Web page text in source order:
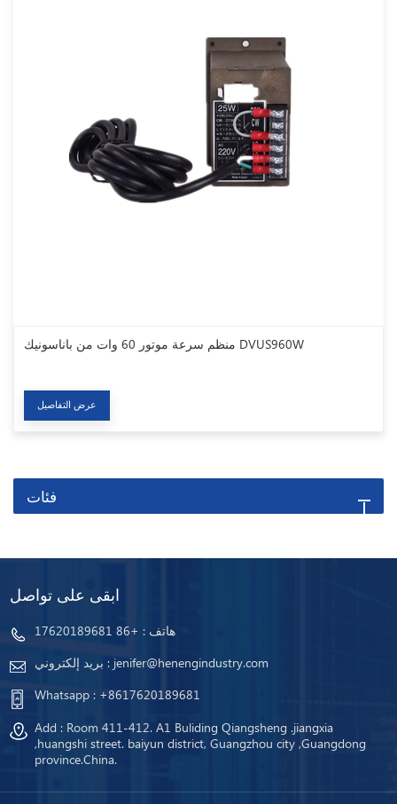
منظم سرعة موتور 60 وات من باناسونيك DVUS960W
عرض التفاصيل
فئات
ابقى على تواصل
هاتف : +86 17620189681
بريد إلكتروني : jenifer@henengindustry.com
Whatsapp : +8617620189681
Add : Room 411-412. A1 Buliding Qiangsheng .jiangxia
,huangshi street. baiyun district, Guangzhou city ,Guangdong
province.China.